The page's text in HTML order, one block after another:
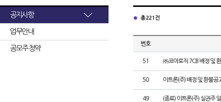
공지사항
업무안내
공모주 청약
총 221건
번호
51 ㈜코아로직 7CB 배정 및
50 이트론(주) 배정 및 환불공
49 (종료) 이트론(주) 실권주